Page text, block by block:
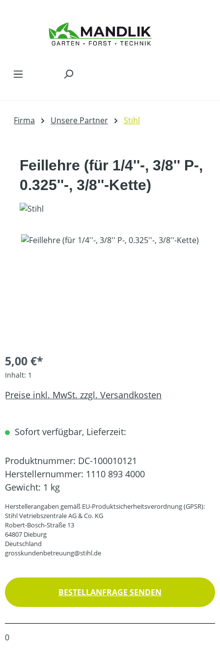
Firma Unsere Partner Stihl
Feillehre (für 1/4''-, 3/8'' P-,
0.325''-, 3/8''-Kette)
Bildergalerie überspringen
5,00 €*
Inhalt: 1
Preise inkl. MwSt. zzgl. Versandkosten
Sofort verfügbar, Lieferzeit:
Produktnummer: DC-100010121
Herstellernummer: 1110 893 4000
Gewicht: 1 kg
Herstellerangaben gemäß EU-Produktsicherheitsverordnung (GPSR):
Stihl Vetriebszentrale AG & Co. KG
Robert-Bosch-Straße 13
64807 Dieburg
Deutschland
grosskundenbetreuung@stihl.de
BESTELLANFRAGE SENDEN
0